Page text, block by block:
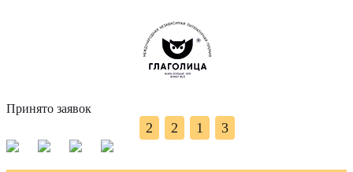
Принято заявок
2 2 1 3